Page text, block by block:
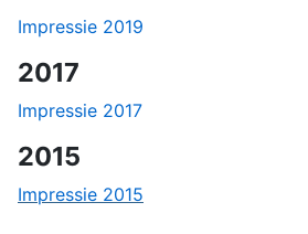
Impressie 2019
2017
Impressie 2017
2015
Impressie 2015